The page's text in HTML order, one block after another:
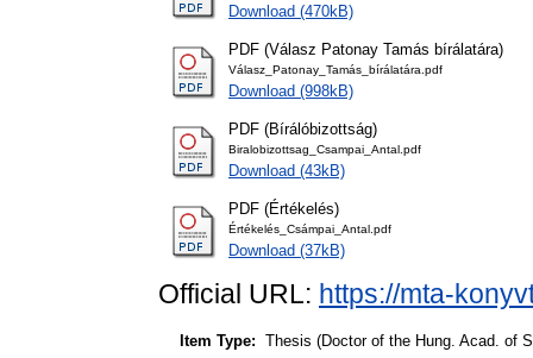
Download (470kB)
PDF (Válasz Patonay Tamás bírálatára)
Válasz_Patonay_Tamás_bírálatára.pdf
Download (998kB)
PDF (Bírálóbizottság)
Biralobizottsag_Csampai_Antal.pdf
Download (43kB)
PDF (Értékelés)
Értékelés_Csámpai_Antal.pdf
Download (37kB)
Official URL: https://mta-
Item Type: Thesis (Doctor of the Hung. Acad. of